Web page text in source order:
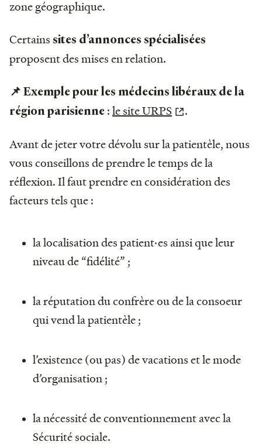
zone géographique.
Certains sites d’annonces spécialisées
proposent des mises en relation.
📌 Exemple pour les médecins libéraux de la
région parisienne :le site URPS .
Avant de jeter votre dévolu sur la patientèle, nous
vous conseillons de prendre le temps de la
réflexion. Il faut prendre en considération des
facteurs tels que :
la localisation des patient·es ainsi que leur
niveau de “fidélité” ;
la réputation du confrère ou de la consoeur
qui vend la patientèle ;
l’existence (ou pas) de vacations et le mode
d’organisation ;
la nécessité de conventionnement avec la
Sécurité sociale.